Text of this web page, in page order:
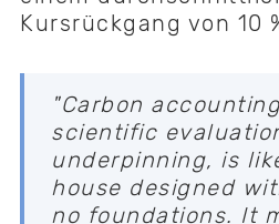
Kursrückgang von 10
"Carbon
scientific
underpinning, is
house designed
no foundations. It